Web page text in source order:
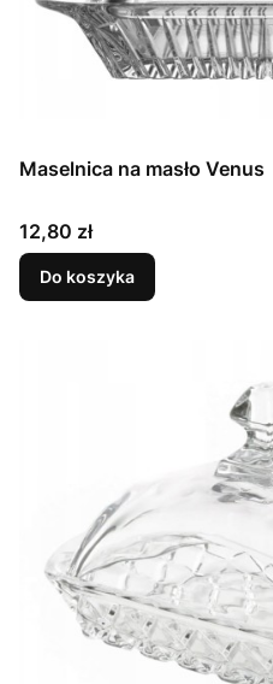
Maselnica na masło Venus
Cena
12,80 zł
Do koszyka